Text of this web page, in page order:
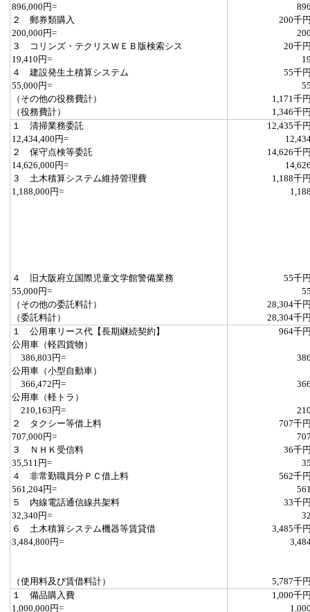
896,000円=
２ 郵券類購入
200千
200,000円=
３ コリンズ・テクリスＷＥＢ版検索シス
20千
19,410円=
４ 建設発生土積算システム
55千
55,000円=
（その他の役務費計）
1,171千
（役務費計）
1,346千
１ 清掃業務委託
12,435千
12,434,400円=
２ 保守点検等委託
14,626千
14,626,000円=
３ 土木積算システム維持管理費
1,188千
1,188,000円=
４ 旧大阪府立国際児童文学館警備業務
55千
55,000円=
（その他の委託料計）
28,304千
（委託料計）
28,304千
１ 公用車リース代【長期継続契約】
964千
公用車（軽四貨物）
386,803円=
公用車（小型自動車）
366,472円=
公用車（軽トラ）
210,163円=
２ タクシー等借上料
707千
707,000円=
３ ＮＨＫ受信料
36千
35,511円=
４ 非常勤職員分ＰＣ借上料
562千
561,204円=
５ 内線電話通信線共架料
33千
32,340円=
６ 土木積算システム機器等賃貸借
3,485千
3,484,800円=
（使用料及び賃借料計）
5,787千
１ 備品購入費
1,000千
1,000,000円=